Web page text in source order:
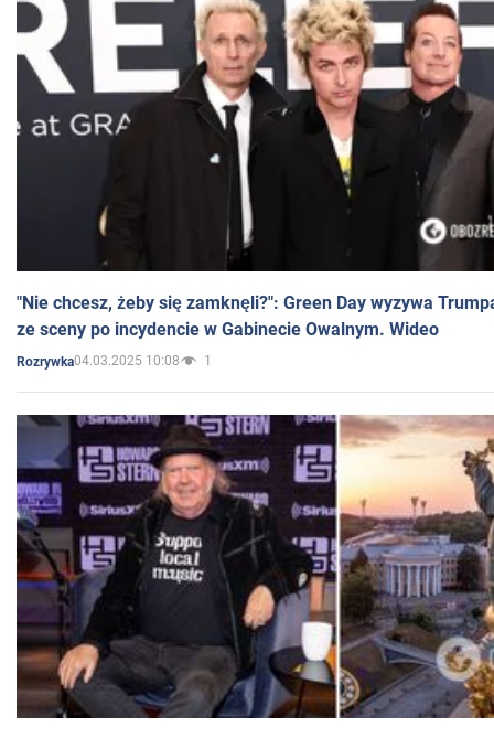
"Nie chcesz, żeby się zamknęli?": Green Day wyzywa
ze sceny po incydencie w Gabinecie Owalnym. Wideo
Rozrywka04.03.2025 10:08 1